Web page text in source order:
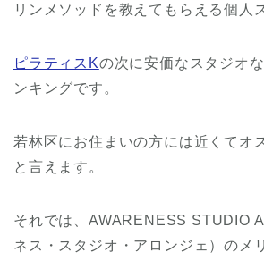
リンメソッドを教えてもらえる個人
ピラティスKの次に安価なスタジオ
ンキングです。
若林区にお住まいの方には近くてオ
と言えます。
それでは、AWARENESS STUDIO
ネス・スタジオ・アロンジェ）のメ